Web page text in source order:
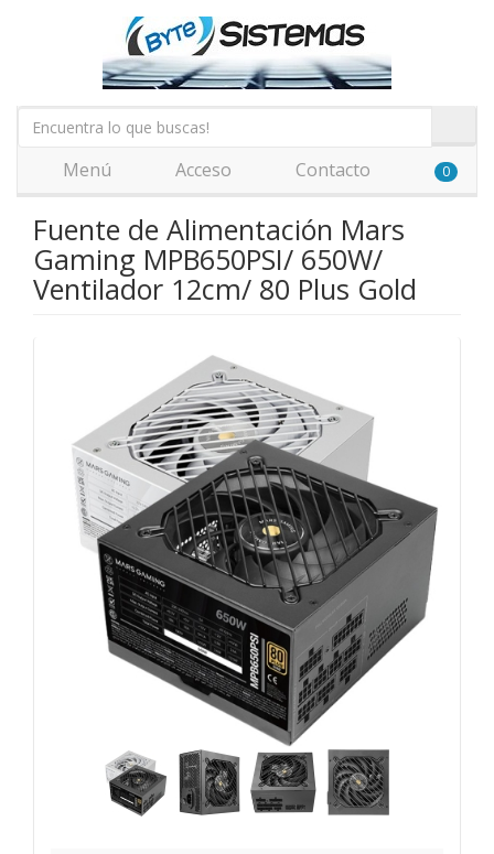
Menú Acceso Contacto 0
Fuente de Alimentación Mars
Gaming MPB650PSI/ 650W/
Ventilador 12cm/ 80 Plus Gold